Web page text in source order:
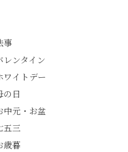
こごろ #勝持寺 #正法寺
#善峯寺 #あじさい #あ
じさい供養 #遊龍の松 #
清竹 #なかの邸 #小倉山
荘 #京都観光 #西京区 #
大原野
事
レンタイン
ワイトデー
の日
中元・お盆
五三
歳暮